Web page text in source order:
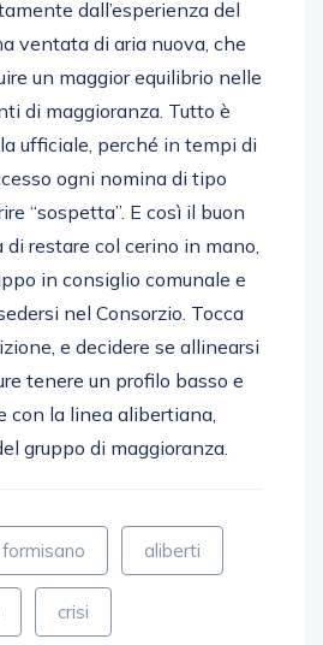
dall’esperienza del
ventata di aria nuova, che
un maggior equilibrio nelle
di maggioranza. Tutto è
ufficiale, perché in tempi di
ogni nomina di tipo
“sospetta”. E così il buon
restare col cerino in mano,
in consiglio comunale e
nel Consorzio. Tocca
e decidere se allinearsi
tenere un profilo basso e
con la linea alibertiana,
gruppo di maggioranza.
aliberti
crisi